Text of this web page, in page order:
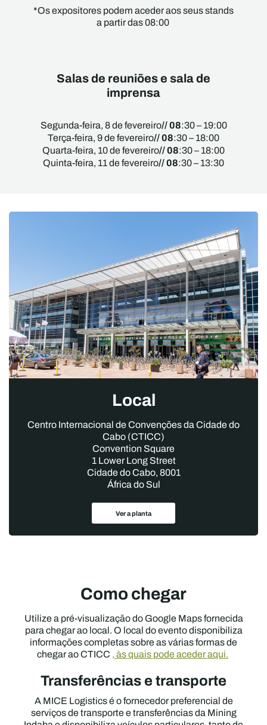
*Os expositores podem aceder aos seus stands
a partir das 08:00
Salas de reuniões e sala de
imprensa
Segunda-feira, 8 de fevereiro// 08:30 – 19:00
Terça-feira, 9 de fevereiro// 08:30 – 18:00
Quarta-feira, 10 de fevereiro// 08:30 – 18:00
Quinta-feira, 11 de fevereiro// 08:30 – 13:30
Local
Centro Internacional de Convenções da Cidade do
Cabo (CTICC)
Convention Square
1 Lower Long Street
Cidade do Cabo, 8001
África do Sul
Ver a planta
Como chegar
Utilize a pré-visualização do Google Maps fornecida
para chegar ao local. O local do evento disponibiliza
informações completas sobre as várias formas de
chegar ao CTICC , às quais pode aceder aqui.
Transferências e transporte
A MICE Logistics é o fornecedor preferencial de
serviços de transporte e transferências da Mining